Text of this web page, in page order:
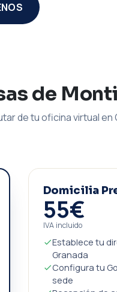
de
de tu oficina virtual en
Domicilia
55€
IVA incluido
Establece tu
Granada
Configura tu
sede